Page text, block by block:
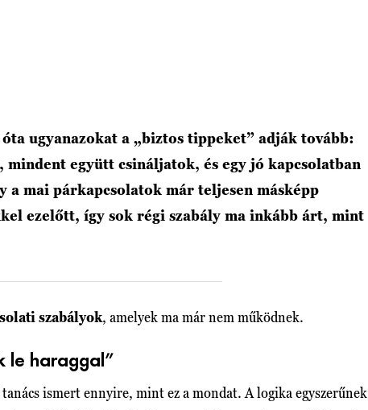
ugyanazokat a „biztos tippeket” adják tovább:
mindent együtt csináljatok, és egy jó kapcsolatban
a mai párkapcsolatok már teljesen másképp
ezelőtt, így sok régi szabály ma inkább árt, mint
szabályok, amelyek ma már nem működnek.
le haraggal”
ismert ennyire, mint ez a mondat. A logika egyszerűnek